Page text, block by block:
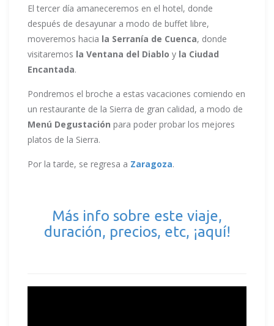
El tercer día amaneceremos en el hotel, donde
después de desayunar a modo de buffet libre,
moveremos hacia la Serranía de Cuenca, donde
visitaremos la Ventana del Diablo y la Ciudad
Encantada.
Pondremos el broche a estas vacaciones comiendo en
un restaurante de la Sierra de gran calidad, a modo de
Menú Degustación para poder probar los mejores
platos de la Sierra.
Por la tarde, se regresa a Zaragoza.
Más info sobre este viaje,
duración, precios, etc, ¡aquí!